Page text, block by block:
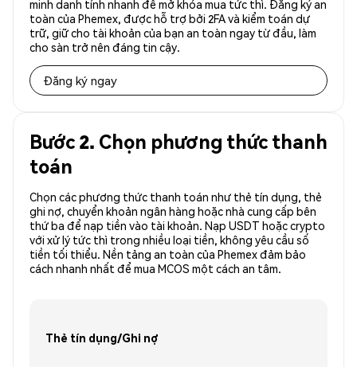
minh danh tính nhanh để mở khóa mua tức thì. Đăng ký an
toàn của Phemex, được hỗ trợ bởi 2FA và kiểm toán dự
trữ, giữ cho tài khoản của bạn an toàn ngay từ đầu, làm
cho sàn trở nên đáng tin cậy.
Đăng ký ngay
Bước 2. Chọn phương thức thanh
toán
Chọn các phương thức thanh toán như thẻ tín dụng, thẻ
ghi nợ, chuyển khoản ngân hàng hoặc nhà cung cấp bên
thứ ba để nạp tiền vào tài khoản. Nạp USDT hoặc crypto
với xử lý tức thì trong nhiều loại tiền, không yêu cầu số
tiền tối thiểu. Nền tảng an toàn của Phemex đảm bảo
cách nhanh nhất để mua MCOS một cách an tâm.
Thẻ tín dụng/Ghi nợ